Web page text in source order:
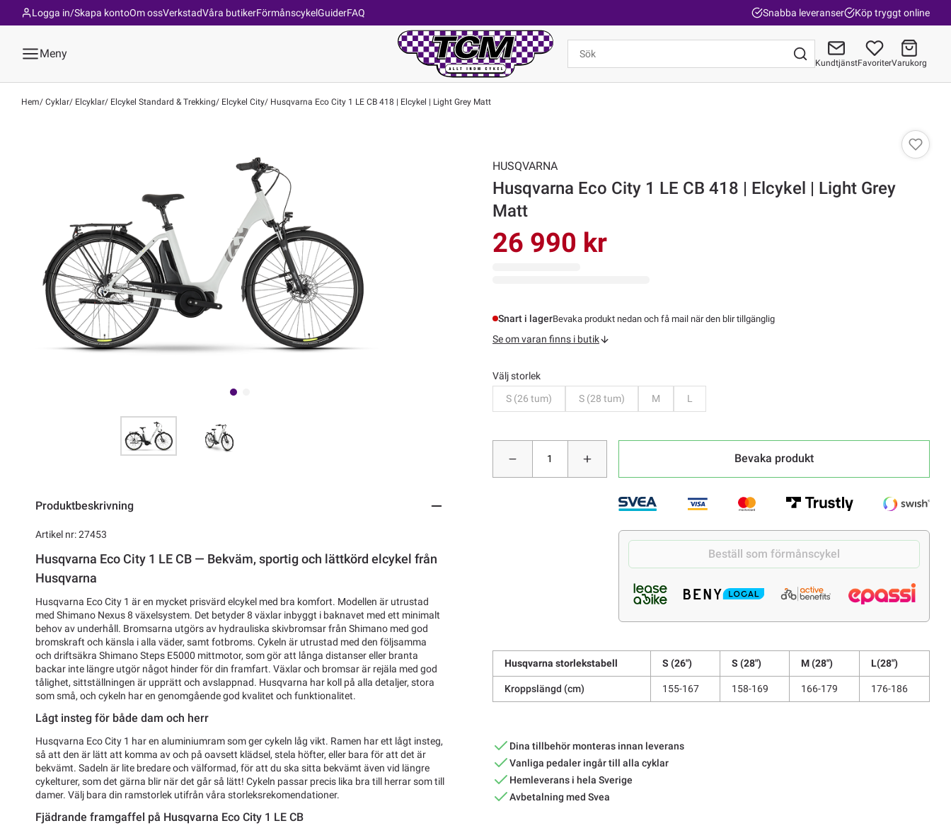
Om ossVerkstadVåra butikerFörmånscykelGuiderFAQ
Logga in/Skapa konto Snabba leveranser Köp tryggt online
Meny
KundtjänstFavoriterVarukorg
Hem Cyklar Elcyklar Elcykel Standard & Trekking Elcykel City Husqvarna Eco City 1 LE CB 418 | Elcykel | Light Grey Matt
Produktbeskrivning
Artikel nr: 27453
Husqvarna Eco City 1 LE CB — Bekväm, sportig och lättkörd elcykel från
Husqvarna
Husqvarna Eco City 1 är en mycket prisvärd elcykel med bra komfort. Modellen är utrustad
med Shimano Nexus 8 växelsystem. Det betyder 8 växlar inbyggt i baknavet med ett minimalt
behov av underhåll. Bromsarna utgörs av hydrauliska skivbromsar från Shimano med god
bromskraft och känsla i alla väder, samt fotbroms. Cykeln är utrustad med den följsamma
och driftsäkra Shimano Steps E5000 mittmotor, som gör att långa distanser eller branta
backar inte längre utgör något hinder för din framfart. Växlar och bromsar är rejäla med god
tålighet, sittställningen är upprätt och avslappnad. Husqvarna har koll på alla detaljer, stora
som små, och cykeln har en genomgående god kvalitet och funktionalitet.
Lågt insteg för både dam och herr
Husqvarna Eco City 1 har en aluminiumram som ger cykeln låg vikt. Ramen har ett lågt insteg,
så att den är lätt att komma av och på oavsett klädsel, stela höfter, eller bara för att det är
bekvämt. Sadeln är lite bredare och välformad, för att du ska sitta bekvämt även vid längre
cykelturer, som det gärna blir när det går så lätt! Cykeln passar precis lika bra till herrar som till
damer. Välj bara din ramstorlek utifrån våra storleksrekomendationer.
Fjädrande framgaffel på Husqvarna Eco City 1 LE CB
HUSQVARNA
Husqvarna Eco City 1 LE CB 418 | Elcykel | Light Grey
Matt
26 990 kr
Snart i lagerBevaka produkt nedan och få mail när den blir tillgänglig
Se om varan finns i butik
Välj storlek
S (26 tum)
S (28 tum) M L
Bevaka produkt
Beställ som förmånscykel
Husqvarna storlekstabell S (26") S (28") M (28") L(28")
Kroppslängd (cm) 155-167 158-169 166-179 176-186
Dina tillbehör monteras innan leverans
Vanliga pedaler ingår till alla cyklar
Hemleverans i hela Sverige
Avbetalning med Svea